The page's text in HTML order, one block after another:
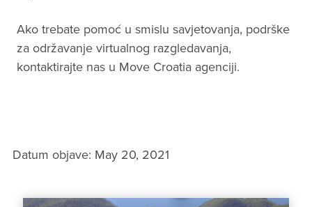
Ako trebate pomoć u smislu savjetovanja, podrške
za održavanje virtualnog razgledavanja,
kontaktirajte nas u Move Croatia agenciji.
Datum objave: May 20, 2021